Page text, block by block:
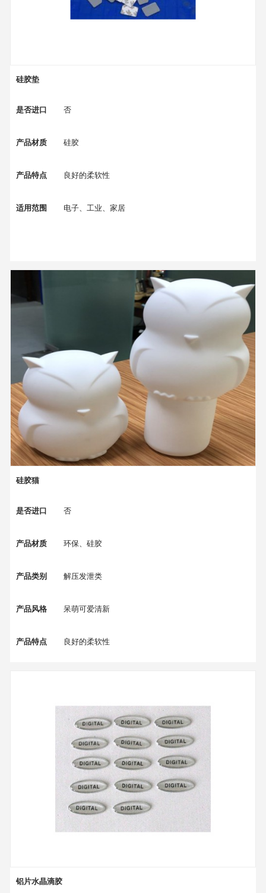
硅胶垫
是否进口 否
产品材质 硅胶
产品特点 良好的柔软性
适用范围 电子、工业、家居
硅胶猫
是否进口 否
产品材质 环保、硅胶
产品类别 解压发泄类
产品风格 呆萌可爱清新
产品特点 良好的柔软性
铝片水晶滴胶